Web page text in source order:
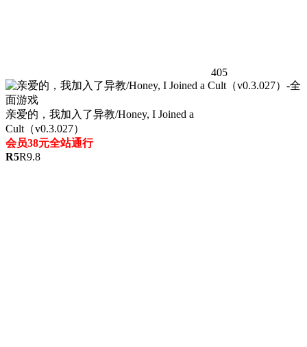
405
亲爱的，我加入了异教/Honey, I Joined a
Cult（v0.3.027）
会员38元全站通行
R5R9.8